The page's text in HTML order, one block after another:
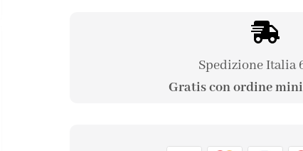
Spedizione Italia
Gratis con ordine